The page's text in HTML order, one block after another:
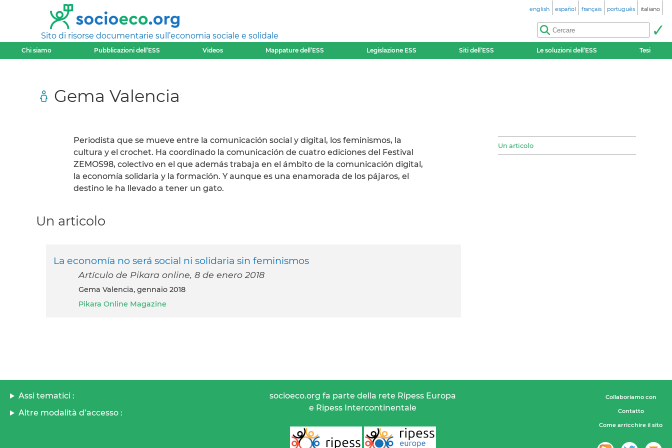
Sito di risorse documentarie sull’economia sociale e solidale
english español français português italiano
Chi siamo Pubblicazioni dell’ESS Videos Mappature dell’ESS Legislazione ESS Siti dell’ESS Le soluzioni dell’ESS Tesi
Gema Valencia
Periodista que se mueve entre la comunicación social y digital, los feminismos, la
cultura y el crochet. Ha coordinado la comunicación de cuatro ediciones del Festival
ZEMOS98, colectivo en el que además trabaja en el ámbito de la comunicación digital,
la economía solidaria y la formación. Y aunque es una enamorada de los pájaros, el
destino le ha llevado a tener un gato.
Un articolo
Un articolo
La economía no será social ni solidaria sin feminismos
Artículo de Pikara online, 8 de enero 2018
Gema Valencia, gennaio 2018
Pikara Online Magazine
Assi tematici :
Altre modalità d’accesso :
socioeco.org fa parte della rete Ripess Europa
e Ripess Intercontinentale
Collaboriamo con
Contatto
Come arricchire il sito